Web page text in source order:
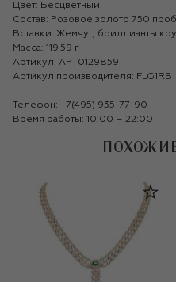
Цвет: Бесцветный
Состав: Розовое золото 750
Вставки: Жемчуг, бриллианты
Масса: 119.59 г
Артикул: APT0129859
Артикул производителя: FLG1RB
Телефон: +7(495) 935-77-90
Время работы: 10:00 – 22:00